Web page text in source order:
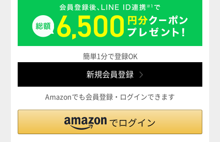
簡単1分で登録OK
Amazonでも会員登録・ログインできます